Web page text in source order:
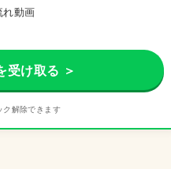
れ動画
受け取る ＞
ク解除できます